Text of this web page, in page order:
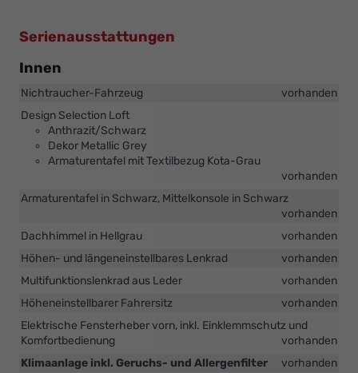
Serienausstattungen
Innen
Nichtraucher-Fahrzeug
vorhanden
Design Selection Loft
Anthrazit/Schwarz
Dekor Metallic Grey
Armaturentafel mit Textilbezug Kota-Grau
vorhanden
Armaturentafel in Schwarz, Mittelkonsole in Schwarz
vorhanden
Dachhimmel in Hellgrau
vorhanden
Höhen- und längeneinstellbares Lenkrad
vorhanden
Multifunktionslenkrad aus Leder
vorhanden
Höheneinstellbarer Fahrersitz
vorhanden
Elektrische Fensterheber vorn, inkl. Einklemmschutz und
Komfortbedienung
vorhanden
Klimaanlage inkl. Geruchs- und Allergenfilter
vorhanden